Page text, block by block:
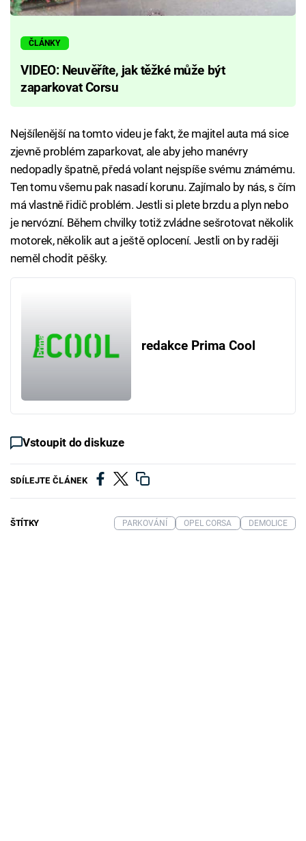
ČLÁNKY
VIDEO: Neuvěříte, jak těžké může být
zaparkovat Corsu
Nejšílenější na tomto videu je fakt, že majitel auta má sice
zjevně problém zaparkovat, ale aby jeho manévry
nedopadly špatně, předá volant nejspíše svému známému.
Ten tomu všemu pak nasadí korunu. Zajímalo by nás, s čím
má vlastně řidič problém. Jestli si plete brzdu a plyn nebo
je nervózní. Během chvilky totiž zvládne sešrotovat několik
motorek, několik aut a ještě oplocení. Jestli on by raději
neměl chodit pěšky.
redakce Prima Cool
Vstoupit do diskuze
SDÍLEJTE ČLÁNEK
ŠTÍTKY PARKOVÁNÍ OPEL CORSA DEMOLICE